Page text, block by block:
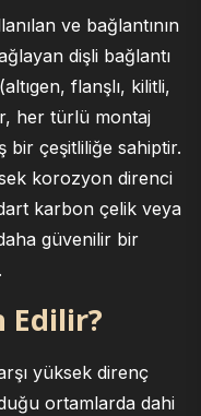
ve bağlantının
dişli bağlantı
flanşlı, kilitli,
her türlü montaj
bir çeşitliliğe sahiptir.
korozyon direnci
karbon çelik veya
güvenilir bir
Edilir?
yüksek direnç
ortamlarda dahi